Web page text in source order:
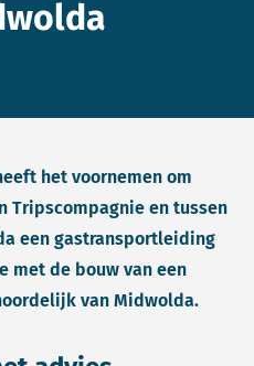
het voornemen om
Tripscompagnie en tussen
een gastransportleiding
met de bouw van een
van Midwolda.